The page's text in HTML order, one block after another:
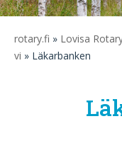
rotary.fi » Lovisa
vi » Läkarbanken